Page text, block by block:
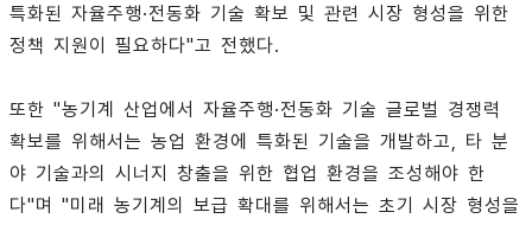
특화된 자율주행·전동화 기술 확보 및 관련 시장 형성을 위한
정책 지원이 필요하다"고 전했다.
또한 "농기계 산업에서 자율주행·전동화 기술 글로벌 경쟁력
확보를 위해서는 농업 환경에 특화된 기술을 개발하고, 타 분
야 기술과의 시너지 창출을 위한 협업 환경을 조성해야 한
다"며 "미래 농기계의 보급 확대를 위해서는 초기 시장 형성을